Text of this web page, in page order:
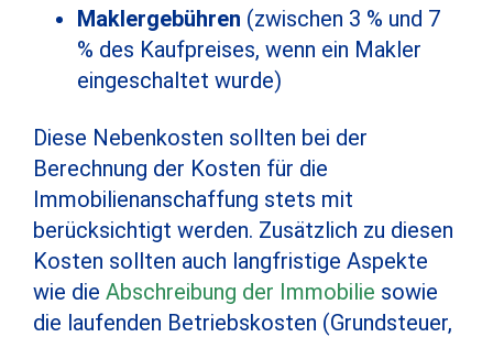
Maklergebühren (zwischen 3 % und 7
% des Kaufpreises, wenn ein Makler
eingeschaltet wurde)
Diese Nebenkosten sollten bei der
Berechnung der Kosten für die
Immobilienanschaffung stets mit
berücksichtigt werden. Zusätzlich zu diesen
Kosten sollten auch langfristige Aspekte
wie die Abschreibung der Immobilie sowie
die laufenden Betriebskosten (Grundsteuer,